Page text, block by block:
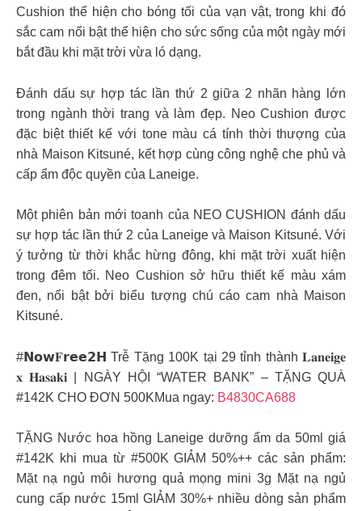
Cushion thể hiện cho bóng tối của vạn vật, trong khi đó
sắc cam nổi bật thể hiện cho sức sống của một ngày mới
bắt đầu khi mặt trời vừa ló dạng.
Đánh dấu sự hợp tác lần thứ 2 giữa 2 nhãn hàng lớn
trong ngành thời trang và làm đẹp. Neo Cushion được
đặc biệt thiết kế với tone màu cá tính thời thượng của
nhà Maison Kitsuné, kết hợp cùng công nghệ che phủ và
cấp ẩm độc quyền của Laneige.
Một phiên bản mới toanh của NEO CUSHION đánh dấu
sự hợp tác lần thứ 2 của Laneige và Maison Kitsuné. Với
ý tưởng từ thời khắc hừng đông, khi mặt trời xuất hiện
trong đêm tối. Neo Cushion sở hữu thiết kế màu xám
đen, nổi bật bởi biểu tượng chú cáo cam nhà Maison
Kitsuné.
#𝗡𝗼𝘄𝐅𝗿𝗲𝗲𝟮𝗛 Trễ Tặng 100K tại 29 tỉnh thành 𝐋𝐚𝐧𝐞𝐢𝐠𝐞
𝐱 𝐇𝐚𝐬𝐚𝐤𝐢 | NGÀY HỘI “WATER BANK” – TẶNG QUÀ
#142K CHO ĐƠN 500KMua ngay: B4830CA688
TẶNG Nước hoa hồng Laneige dưỡng ẩm da 50ml giá
#142K khi mua từ #500K GIẢM 50%++ các sản phẩm:
Mặt nạ ngủ môi hương quả mọng mini 3g Mặt nạ ngủ
cung cấp nước 15ml GIẢM 30%+ nhiều dòng sản phẩm